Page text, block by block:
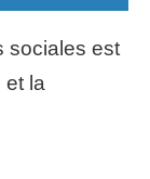
sociales est
et la